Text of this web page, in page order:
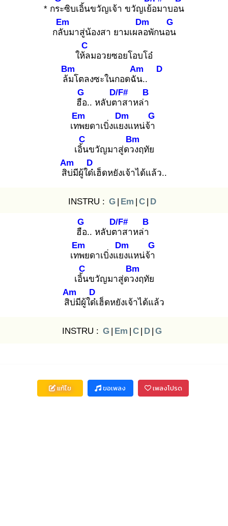
* กระซิบเอิ้นขวัญเจ้า ขวัญเย้อมาบอน
กลับ
Em
มาสู่น้องสา ยามเผลอ
Dm
พักนอน
G
ให้ล
C
มอวยซอยโอบโอ๋
ล้ม
Bm
โตลงซะในกอดฉัน
Am
..
D
ฮือ
G
.. หลับตา
D/F#
สาหล่า
B
เทพ
Em
ยดาเบิ่งแยง
Dm
แหน่จ้า
G
เอิ้น
C
ขวัญมาสู่ดวง
Bm
ฤทัย
สิบ่
Am
มีผู้ใด๋เ
D
ฮ็ดหยังเจ้าได้แล้ว..
INSTRU : G | Em | C | D
ฮือ
G
.. หลับตา
D/F#
สาหล่า
B
เทพ
Em
ยดาเบิ่งแยง
Dm
แหน่จ้า
G
เอิ้น
C
ขวัญมาสู่ดวง
Bm
ฤทัย
สิบ่
Am
มีผู้ใด๋เ
D
ฮ็ดหยังเจ้าได้แล้ว
INSTRU : G | Em | C | D | G
แก้ไข ขอเพลง เพลงโปรด